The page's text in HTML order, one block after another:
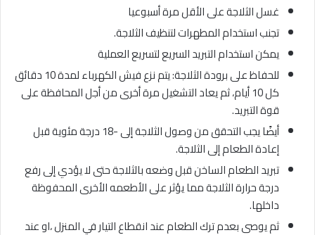
غسل الثلاجة على اﻷقل مرة أسبوعيا
تجنب استخدام المطهرات لتنظيف الثلاجة.
يمكن استخدام التبريد السريع لتسريع العملية
للحفاظ على برودة الثلاجة: يتم نزع فيش الكهرباء لمدة 10 دقائق
كل 10 أيام، ثم يعاد التشغيل مرة أخرى من أجل المحافظة على
قوة التبريد.
أيضًا يجب التحقق من وصول الثلاجة إلى -18 درجة مئوية قبل
إعادة الطعام إلى الثلاجة.
تبريد الطعام الساخن قبل وضعه بالثلاجة حتى لا يؤدي إلى رفع
درجة حرارة الثلاجة مما يؤثر على اﻷطعمه الأخرى المحفوظة
داخلها.
ثم يوصى بعدم ترك الطعام عند انقطاع التيار في المنزل ،او عند